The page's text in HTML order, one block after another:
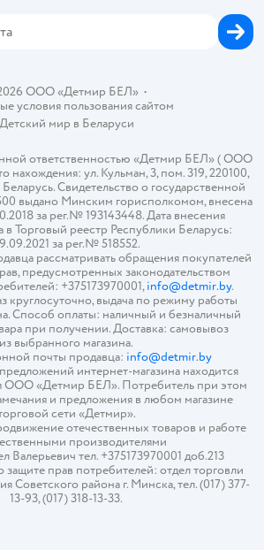
ООО «Детмир БЕЛ»•
условия пользования сайтом
Детский мир в Беларуси
ответственностью «Детмир БЕЛ» ( ООО
ул. Кульман, 3, пом. 319, 220100,
Свидетельство о государственной
выдано Минским горисполкомом, внесена
за рег.№ 193143448. Дата внесения
в Торговый реестр Республики Беларусь:
за рег.№ 518552.
рассматривать обращения покупателей
предусмотренных законодательством
+375173970001,info@detmir.by.
круглосуточно, выдача по режиму работы
Способ оплаты: наличный и безналичный
при получении. Доставка: самовывоз
из выбранного магазина.
почты продавца: info@detmir.by
интернет-магазина находится
ООО «Детмир БЕЛ». Потребитель при этом
и предложения в любом магазине
сети «Детмир».
отечественных товаров и работе
производителями
тел. +375173970001 доб.213
прав потребителей: отдел торговли
Советского района г. Минска, тел. (017) 377-
13-93, (017) 318-13-33.